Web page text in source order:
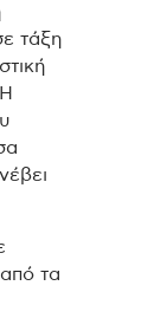
τάξη
Η
τα